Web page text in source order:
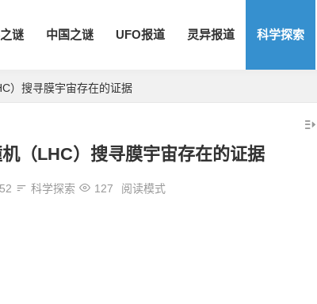
谜 中国之谜 UFO报道 灵异报道 科学探索
）搜寻膜宇宙存在的证据
（LHC）搜寻膜宇宙存在的证据
科学探索 127 阅读模式